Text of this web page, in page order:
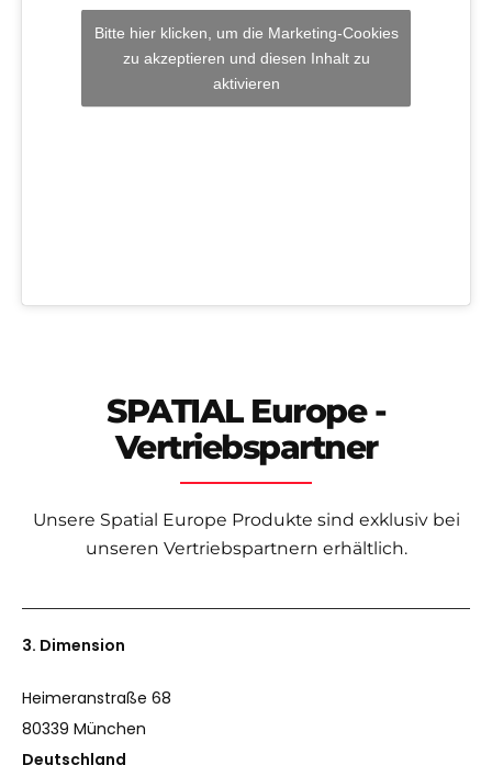
Bitte hier klicken, um die Marketing-Cookies
zu akzeptieren und diesen Inhalt zu
aktivieren
SPATIAL Europe -
Vertriebspartner
Unsere Spatial Europe Produkte sind exklusiv bei
unseren Vertriebspartnern erhältlich.
3. Dimension
Heimeranstraße 68
80339 München
Deutschland